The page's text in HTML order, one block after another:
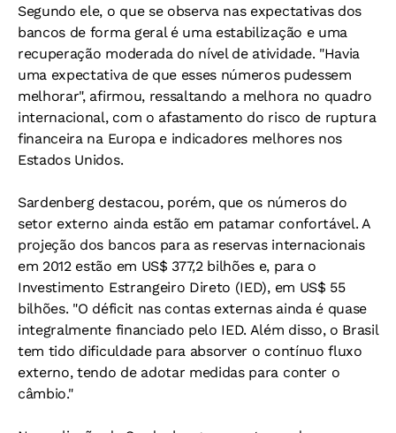
Segundo ele, o que se observa nas expectativas dos
bancos de forma geral é uma estabilização e uma
recuperação moderada do nível de atividade. "Havia
uma expectativa de que esses números pudessem
melhorar", afirmou, ressaltando a melhora no quadro
internacional, com o afastamento do risco de ruptura
financeira na Europa e indicadores melhores nos
Estados Unidos.
Sardenberg destacou, porém, que os números do
setor externo ainda estão em patamar confortável. A
projeção dos bancos para as reservas internacionais
em 2012 estão em US$ 377,2 bilhões e, para o
Investimento Estrangeiro Direto (IED), em US$ 55
bilhões. "O déficit nas contas externas ainda é quase
integralmente financiado pelo IED. Além disso, o Brasil
tem tido dificuldade para absorver o contínuo fluxo
externo, tendo de adotar medidas para conter o
câmbio."